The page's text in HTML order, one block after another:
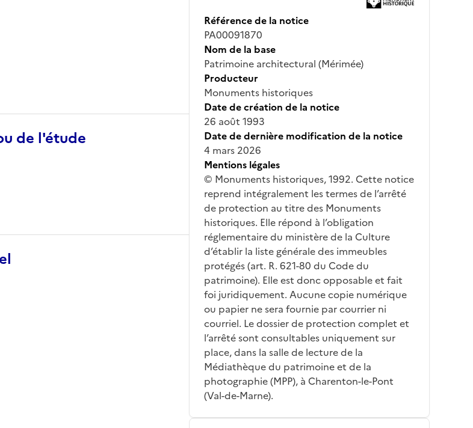
de l'étude
Référence de la notice
PA00091870
Nom de la base
Patrimoine architectural (Mérimée)
Producteur
Monuments historiques
Date de création de la notice
26 août 1993
Date de dernière modification de la notice
4 mars 2026
Mentions légales
© Monuments historiques, 1992. Cette notice
reprend intégralement les termes de l’arrêté
de protection au titre des Monuments
historiques. Elle répond à l’obligation
réglementaire du ministère de la Culture
d’établir la liste générale des immeubles
protégés (art. R. 621-80 du Code du
patrimoine). Elle est donc opposable et fait
foi juridiquement. Aucune copie numérique
ou papier ne sera fournie par courrier ni
courriel. Le dossier de protection complet et
l’arrêté sont consultables uniquement sur
place, dans la salle de lecture de la
Médiathèque du patrimoine et de la
photographie (MPP), à Charenton-le-Pont
(Val-de-Marne).